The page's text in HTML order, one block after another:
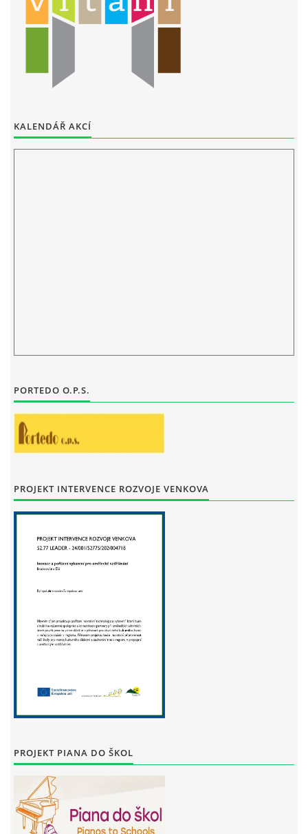
PŘIJÍMACÍ TALENTOVÉ ZKOUŠKY
BYLO, NEBYLO V ZUŠ STAŇKOV
zus.stankov@tiscali.cz
© 2026 eStránky.cz |Tisk
KALENDÁŘ AKCÍ
PORTEDO O.P.S.
PROJEKT INTERVENCE ROZVOJE VENKOVA
PROJEKT PIANA DO ŠKOL